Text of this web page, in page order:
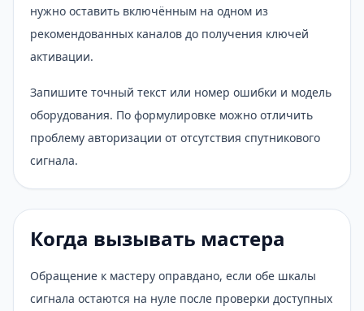
нужно оставить включённым на одном из
рекомендованных каналов до получения ключей
активации.
Запишите точный текст или номер ошибки и модель
оборудования. По формулировке можно отличить
проблему авторизации от отсутствия спутникового
сигнала.
Когда вызывать мастера
Обращение к мастеру оправдано, если обе шкалы
сигнала остаются на нуле после проверки доступных